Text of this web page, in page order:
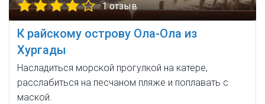
1 отзыв
К райскому острову Ола-Ола из
Хургады
Насладиться морской прогулкой на катере,
расслабиться на песчаном пляже и поплавать с
маской.